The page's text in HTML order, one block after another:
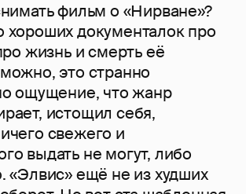
фильм о «Нирване»?
хороших документалок про
жизнь и смерть её
это странно
ощущение, что жанр
истощил себя,
свежего и
выдать не могут, либо
«Элвис» ещё не из худших